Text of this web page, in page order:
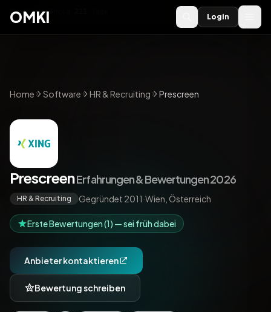
OMKI 2027
OMKI Login
Home Software HR & Recruiting Prescreen
PrescreenErfahrungen & Bewertungen 2026
HR & Recruiting Gegründet 2011 ·Wien, Österreich
Erste Bewertungen (1) — sei früh dabei
Anbieter kontaktieren
Bewertung schreiben